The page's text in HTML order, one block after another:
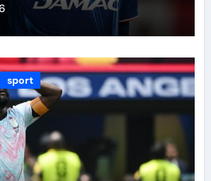
sport